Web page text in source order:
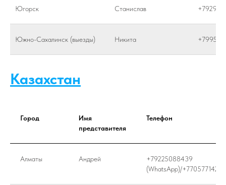
Югорск Станислав
Южно-Сахалинск (выезды) Никита
Казахстан
Город
Имя
представителя
Телефон
Алматы Андрей
+79225088439
(WhatsApp)/+77057714246